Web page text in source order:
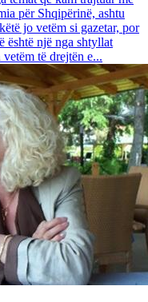
për Shqipërinë, ashtu
jo vetëm si gazetar, por
është një nga shtyllat
të drejtën e...